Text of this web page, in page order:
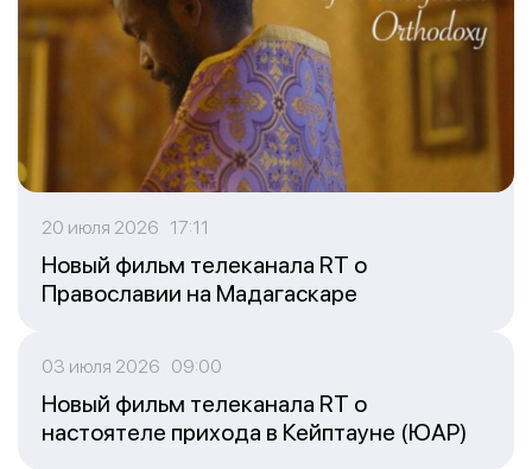
20 июля 2026 17:11
Новый фильм телеканала RT о
Православии на Мадагаскаре
03 июля 2026 09:00
Новый фильм телеканала RT о
настоятеле прихода в Кейптауне (ЮАР)